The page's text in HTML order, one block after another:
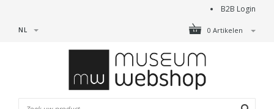
B2B Login
0 Artikelen
NL